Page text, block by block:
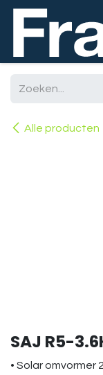
Overslaan naar
Alle producten
SAJ R5-
• Solar omvormer